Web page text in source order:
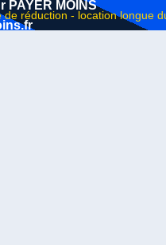
PAYER MOINS